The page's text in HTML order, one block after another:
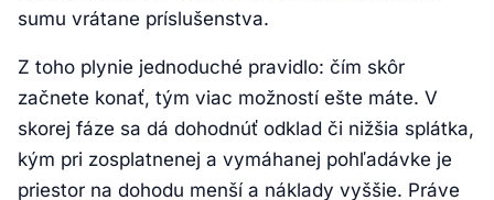
sumu vrátane príslušenstva.
Z toho plynie jednoduché pravidlo: čím skôr
začnete konať, tým viac možností ešte máte. V
skorej fáze sa dá dohodnúť odklad či nižšia splátka,
kým pri zosplatnenej a vymáhanej pohľadávke je
priestor na dohodu menší a náklady vyššie. Práve